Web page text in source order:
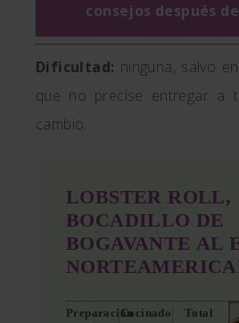
consejos después
Dificultad: ninguna, salvo
que no precise entregar a
cambio.
LOBSTER ROLL,
BOCADILLO DE
BOGAVANTE AL
PreparaciónCocinado
Total